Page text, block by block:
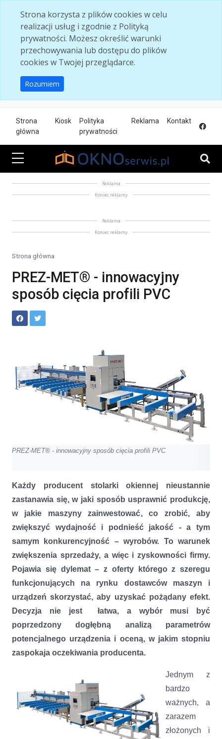
Strona korzysta z plików cookies w celu
realizacji usług i zgodnie z Polityką
prywatności. Możesz określić warunki
przechowywania lub dostępu do plików
cookies w Twojej przeglądarce.
Rozumiem
Strona
główna
Kiosk
Polityka
prywatności
Reklama Kontakt
Reklama
Koniec reklamy
Reklama
Koniec reklamy
Strona główna
PREZ-MET® - innowacyjny
sposób cięcia profili PVC
PREZ-MET® - innowacyjny sposób cięcia profili PVC
Każdy producent stolarki okiennej nieustannie
zastanawia się, w jaki sposób usprawnić produkcję,
w jakie maszyny zainwestować, co zrobić, aby
zwiększyć wydajność i podnieść jakość - a tym
samym konkurencyjność – wyrobów. To warunek
zwiększenia sprzedaży, a więc i zyskowności firmy.
Pojawia się dylemat – z oferty którego z szeregu
funkcjonujących na rynku dostawców maszyn i
urządzeń skorzystać, aby uzyskać pożądany efekt.
Decyzja nie jest łatwa, a wybór musi być
poprzedzony dogłębną analizą parametrów
potencjalnego urządzenia i oceną, w jakim stopniu
zaspokaja oczekiwania producenta.
Jednym z
bardzo
ważnych, a
zarazem
złożonych i